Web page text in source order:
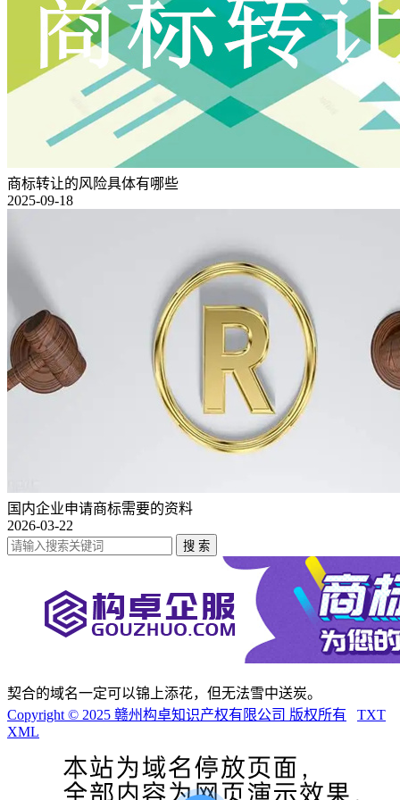
商标转让的风险具体有哪些
2025-09-18
国内企业申请商标需要的资料
2026-03-22
契合的域名一定可以锦上添花，但无法雪中送炭。
Copyright © 2025 赣州构卓知识产权有限公司 版权所有
TXT
XML